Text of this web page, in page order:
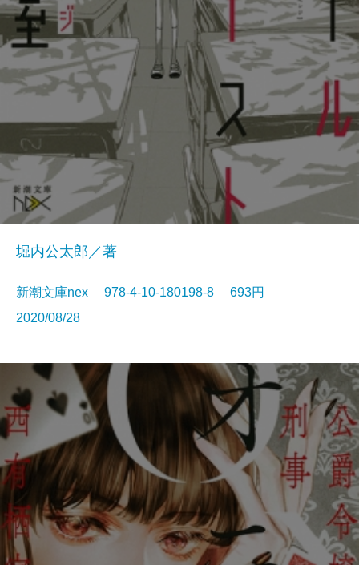
堀内公太郎／著
新潮文庫nex 978-4-10-180198-8 693円
2020/08/28